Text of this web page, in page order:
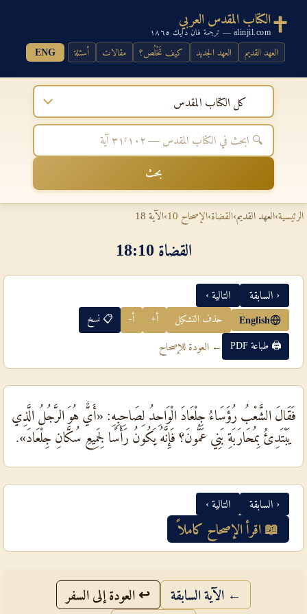
الكتاب المقدس العربي
alinjil.com — ترجمة فان دايك ١٨٦٥
العهد القديم العهد الجديد كيف تَخْلُص؟ مقالات أسئلة ENG
كل الكتاب المقدس
بحث
الرئيسية›العهد القديم›القضاة›الإصحاح 10 ›الآية 18
القضاة 10‏:‏18
‹ السابقة التالية ›
English حذف التشكيل أ+ أ- 📋 نسخ
🖨 طباعة PDF ← العودة للإصحاح
فَقَالَ الشَّعْبُ رُؤَسَاءُ جِلْعَادَ الْوَاحِدُ لِصَاحِبِهِ: «أَيٌّ هُوَ الرَّجُلُ الَّذِي
يَبْتَدِئُ بِمُحَارَبَةِ بَنِي عَمُّونَ؟ فَإِنَّهُ يَكُونُ رَأْسًا لِجَمِيعِ سُكَّانِ جِلْعَادَ».
‹ السابقة التالية ›
📖 اقرأ الإصحاح كاملاً
← الآية السابقة ↩ العودة إلى السفر